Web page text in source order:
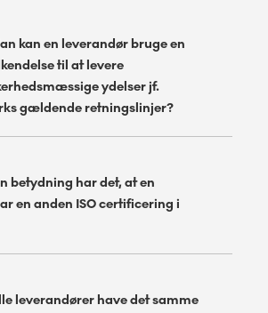
kan en leverandør bruge en
til at levere
ydelser jf.
gældende retningslinjer?
betydning har det, at en
en anden ISO certificering i
leverandører have det samme